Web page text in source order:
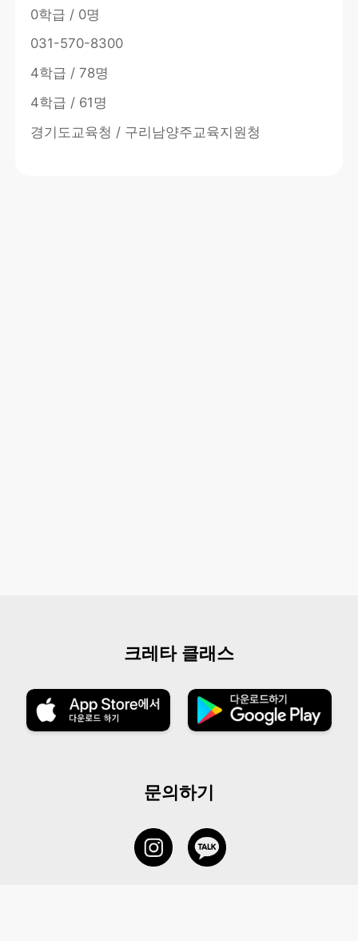
0학급 / 0명
031-570-8300
4학급 / 78명
4학급 / 61명
경기도교육청 / 구리남양주교육지원청
크레타 클래스
문의하기